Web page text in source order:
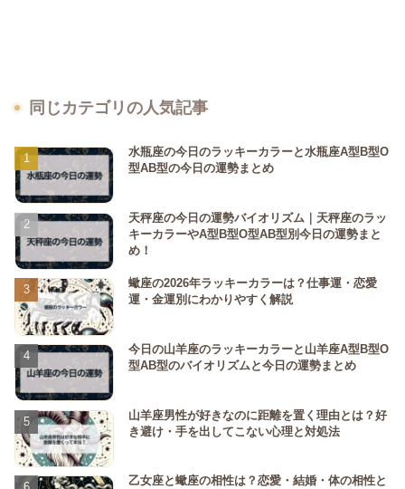
同じカテゴリの人気記事
水瓶座の今日のラッキーカラーと水瓶座A型B型O
型AB型の今日の運勢まとめ
天秤座の今日の運勢バイオリズム｜天秤座のラッ
キーカラーやA型B型O型AB型別今日の運勢まと
め！
蠍座の2026年ラッキーカラーは？仕事運・恋愛
運・金運別にわかりやすく解説
今日の山羊座のラッキーカラーと山羊座A型B型O
型AB型のバイオリズムと今日の運勢まとめ
山羊座男性が好きなのに距離を置く理由とは？好
き避け・手を出してこない心理と対処法
乙女座と蠍座の相性は？恋愛・結婚・体の相性と